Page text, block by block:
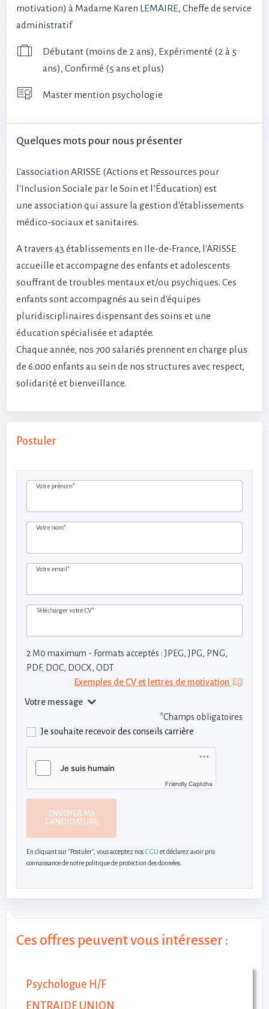
motivation) à Madame Karen LEMAIRE, Cheffe de service
administratif
Débutant (moins de 2 ans), Expérimenté (2 à 5
ans), Confirmé (5 ans et plus)
Master mention psychologie
Quelques mots pour nous présenter
L'association ARISSE (Actions et Ressources pour
l'Inclusion Sociale par le Soin et l’Éducation) est
une association qui assure la gestion d'établissements
médico-sociaux et sanitaires.
A travers 43 établissements en Ile-de-France, l'ARISSE
accueille et accompagne des enfants et adolescents
souffrant de troubles mentaux et/ou psychiques. Ces
enfants sont accompagnés au sein d'équipes
pluridisciplinaires dispensant des soins et une
éducation spécialisée et adaptée.
Chaque année, nos 700 salariés prennent en charge plus
de 6.000 enfants au sein de nos structures avec respect,
solidarité et bienveillance.
Postuler
Votre prénom*
Votre nom*
Votre email*
Télécharger votre CV*
2 M0 maximum - Formats acceptés : JPEG, JPG, PNG,
PDF, DOC, DOCX, ODT
Exemples de CV et lettres de motivation
Votre message
*Champs obligatoires
Je souhaite recevoir des conseils carrière
Friendly Captcha
ENVOYER MA
CANDIDATURE
En cliquant sur "Postuler", vous acceptez nos CGU et déclarez avoir pris
connaissance de notre politique de protection des données.
Ces offres peuvent vous intéresser :
Psychologue H/F
ENTRAIDE UNION